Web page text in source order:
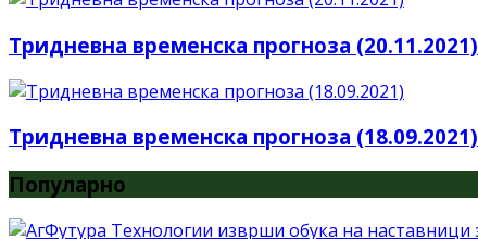
Тридневна временска прогноза (20.11.2021)
Тридневна временска прогноза (18.09.2021)
Популарно